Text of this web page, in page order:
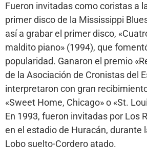
Fueron invitadas como coristas a
primer disco de la Mississippi
así a grabar el primer disco,
maldito piano» (1994), que
popularidad. Ganaron el premio
de la Asociación de Cronistas del
interpretaron con gran
«Sweet Home, Chicago» o «St.
En 1993, fueron invitadas por Los
en el estadio de Huracán, durante
Lobo suelto-Cordero atado.